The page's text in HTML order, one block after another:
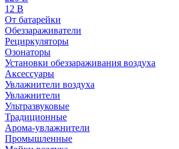
12 В
От батарейки
Обеззараживатели
Рециркуляторы
Озонаторы
Установки обеззараживания воздуха
Аксессуары
Увлажнители воздуха
Увлажнители
Ультразвуковые
Традиционные
Арома-увлажнители
Промышленные